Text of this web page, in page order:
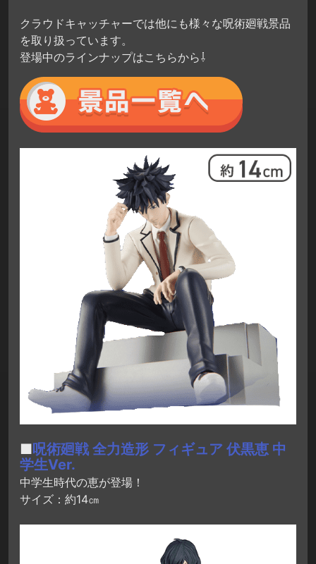
クラウドキャッチャーでは他にも様々な呪術廻戦景品
を取り扱っています。
登場中のラインナップはこちらから⇩
■呪術廻戦 全力造形 フィギュア 伏黒恵 中
学生Ver.
中学生時代の恵が登場！
サイズ：約14㎝